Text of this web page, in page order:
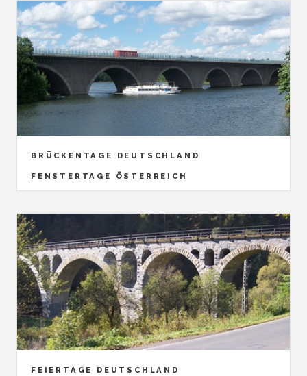
BRÜCKENTAGE DEUTSCHLAND
FENSTERTAGE ÖSTERREICH
FEIERTAGE DEUTSCHLAND